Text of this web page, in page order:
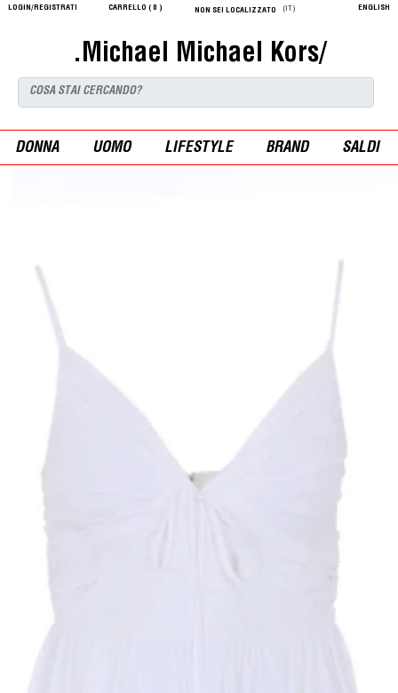
LOGIN/REGISTRATI CARRELLO ( 0 ) NON SEI LOCALIZZATO (IT) ENGLISH
.Michael Michael Kors/
DONNA UOMO LIFESTYLE BRAND SALDI